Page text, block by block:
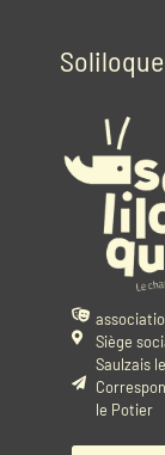
Siège
Saulzais
le Potier